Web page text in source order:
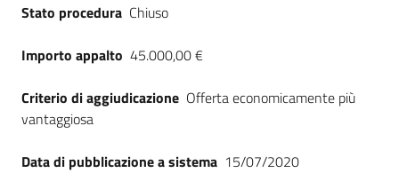
Stato procedura Chiuso
Importo appalto 45.000,00 €
Criterio di aggiudicazione Offerta economicamente più
vantaggiosa
Data di pubblicazione a sistema 15/07/2020